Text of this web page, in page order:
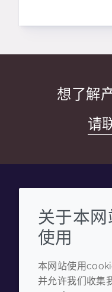
想了解
请
企业
年度报告
可持续发展报
关于本网
使用
本网站使用
并允许我们收集